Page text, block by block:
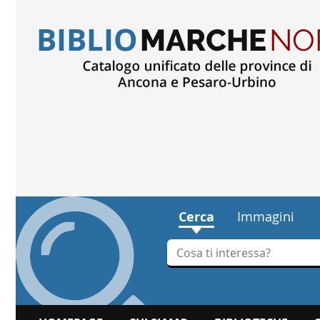
Cerca Immagini
Cerca su "Cerca"